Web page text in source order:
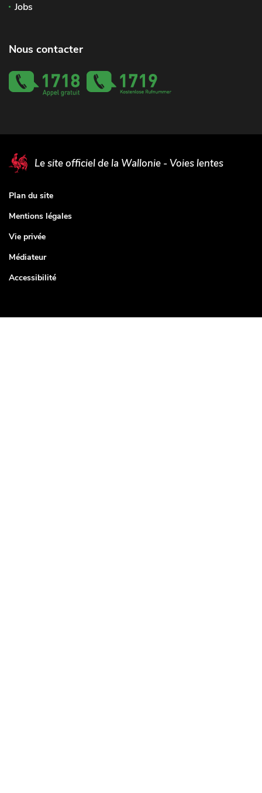
Jobs
Nous contacter
Le site officiel de la Wallonie - Voies lentes
Plan du site
Mentions légales
Vie privée
Médiateur
Accessibilité